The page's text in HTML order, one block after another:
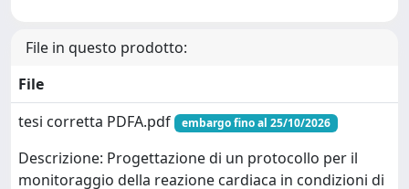
File in questo prodotto:
File
tesi corretta PDFA.pdf
embargo fino al 25/10/2026
Descrizione: Progettazione di un protocollo per il
monitoraggio della reazione cardiaca in condizioni di